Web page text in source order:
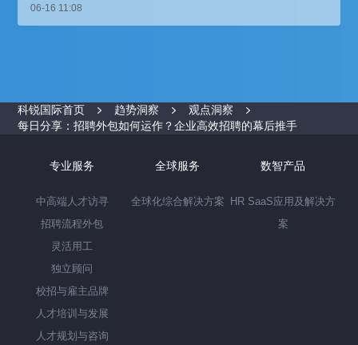
06-16 11:08
科锐国际首页 趋势洞察
观点洞察
每日分享：招聘外包如何运作？企业高效招聘的幕后推手
专业服务
中高端人才访寻
招聘流程外包
灵活用工
独立顾问
校招与雇主品牌
人才培训与发展
人才规划与咨询
全球服务
全球化综合解决方案
数智产品
HR SaaS应用及解决方
案